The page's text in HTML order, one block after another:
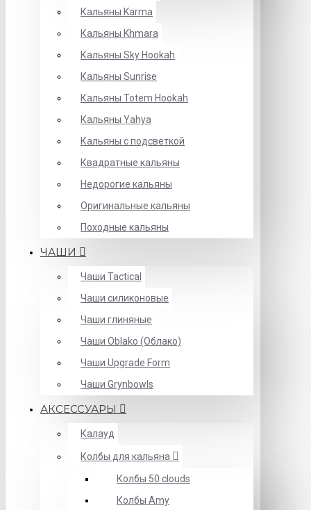
Кальяны Karma
Кальяны Khmara
Кальяны Sky Hookah
Кальяны Sunrise
Кальяны Totem Hookah
Кальяны Yahya
Кальяны с подсветкой
Квадратные кальяны
Недорогие кальяны
Оригинальные кальяны
Походные кальяны
ЧАШИ
Чаши Tactical
Чаши силиконовые
Чаши глиняные
Чаши Oblako (Облако)
Чаши Upgrade Form
Чаши Grynbowls
АКСЕССУАРЫ
Калауд
Колбы для кальяна
Колбы 50 clouds
Колбы Amy